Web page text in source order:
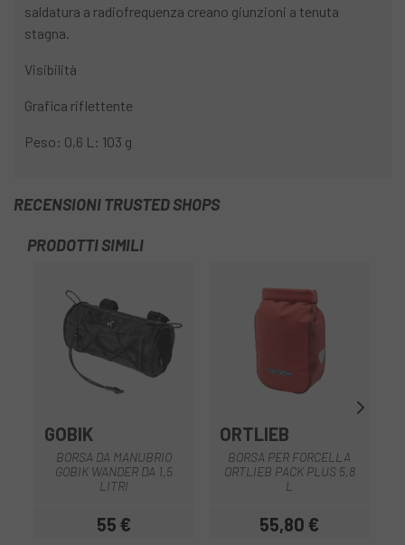
saldatura a radiofrequenza creano giunzioni a tenuta
stagna.
Visibilità
Grafica riflettente
Peso: 0,6 L: 103 g
RECENSIONI TRUSTED SHOPS
PRODOTTI SIMILI
GOBIK
BORSA DA MANUBRIO
GOBIK WANDER DA 1,5
LITRI
Prezzo
55 €
ORTLIEB
BORSA PER FORCELLA
ORTLIEB PACK PLUS 5,8
L
Prezzo
55,80 €